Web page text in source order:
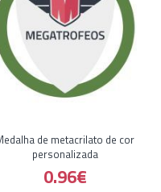
de metacrilato de cor
personalizada
0.96€